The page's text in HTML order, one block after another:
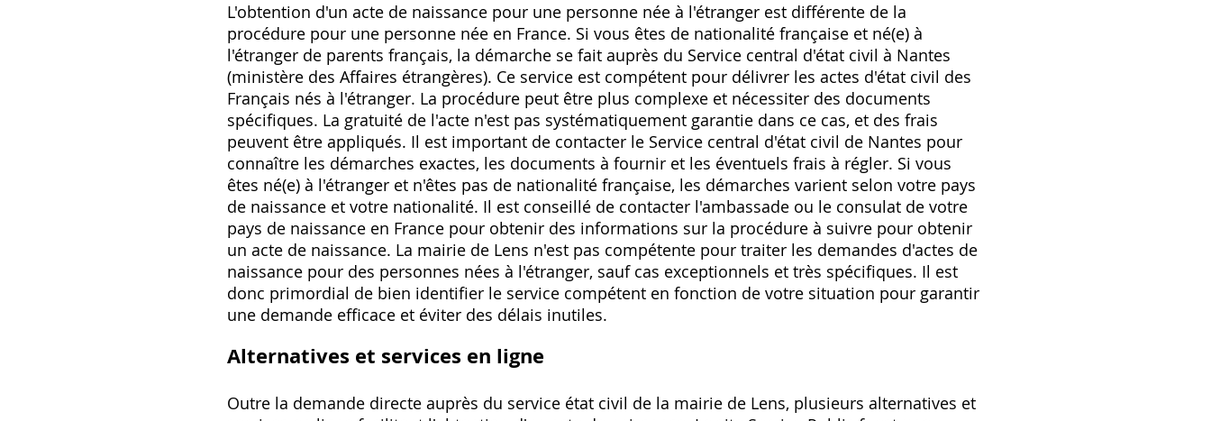
L'obtention d'un acte de naissance pour une personne née à l'étranger est différente de la
procédure pour une personne née en France. Si vous êtes de nationalité française et né(e) à
l'étranger de parents français, la démarche se fait auprès du Service central d'état civil à Nantes
(ministère des Affaires étrangères). Ce service est compétent pour délivrer les actes d'état civil des
Français nés à l'étranger. La procédure peut être plus complexe et nécessiter des documents
spécifiques. La gratuité de l'acte n'est pas systématiquement garantie dans ce cas, et des frais
peuvent être appliqués. Il est important de contacter le Service central d'état civil de Nantes pour
connaître les démarches exactes, les documents à fournir et les éventuels frais à régler. Si vous
êtes né(e) à l'étranger et n'êtes pas de nationalité française, les démarches varient selon votre pays
de naissance et votre nationalité. Il est conseillé de contacter l'ambassade ou le consulat de votre
pays de naissance en France pour obtenir des informations sur la procédure à suivre pour obtenir
un acte de naissance. La mairie de Lens n'est pas compétente pour traiter les demandes d'actes de
naissance pour des personnes nées à l'étranger, sauf cas exceptionnels et très spécifiques. Il est
donc primordial de bien identifier le service compétent en fonction de votre situation pour garantir
une demande efficace et éviter des délais inutiles.
Alternatives et services en ligne
Outre la demande directe auprès du service état civil de la mairie de Lens, plusieurs alternatives et